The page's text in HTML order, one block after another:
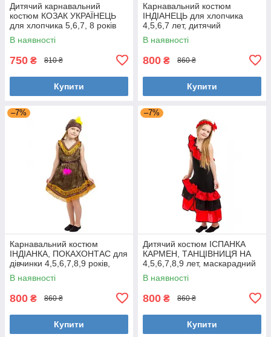
Дитячий карнавальний
костюм КОЗАК УКРАЇНЕЦЬ
для хлопчика 5,6,7, 8 років
329
В наявності
750 ₴ 810 ₴
Купити
Карнавальний костюм
ІНДІАНЕЦЬ для хлопчика
4,5,6,7 лет, дитячий
національний костюм
індіанця
В наявності
800 ₴ 860 ₴
Купити
–7%
Карнавальний костюм
ІНДІАНКА, ПОКАХОНТАС для
дівчинки 4,5,6,7,8,9 років,
дитячий національний
костюм ІНДІАНКИ
В наявності
800 ₴ 860 ₴
Купити
–7%
Дитячий костюм ІСПАНКА
КАРМЕН, ТАНЦІВНИЦЯ НА
4,5,6,7,8,9 лет, маскарадний
костюм іспанки Кармен
В наявності
800 ₴ 860 ₴
Купити